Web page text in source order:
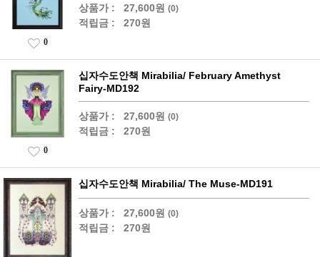
상품가 : 27,600원 (0)
적립금 : 270원
0
십자수도안책 Mirabilia/ February Amethyst
Fairy-MD192
상품가 : 27,600원 (0)
적립금 : 270원
0
십자수도안책 Mirabilia/ The Muse-MD191
상품가 : 27,600원 (0)
적립금 : 270원